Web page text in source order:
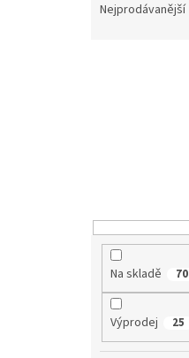
t
ů
Nejprodávanější
Na skladě 70
Výprodej 25